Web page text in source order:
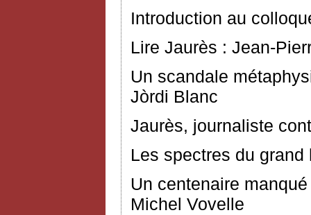
Introduction au
Lire Jaurès : Jean-
Un scandale
Jòrdi Blanc
Jaurès, journaliste
Les spectres du grand
Un centenaire
Michel Vovelle